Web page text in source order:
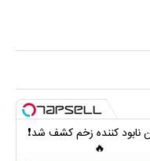
نابود کننده زخم کشف شد❗
🔥